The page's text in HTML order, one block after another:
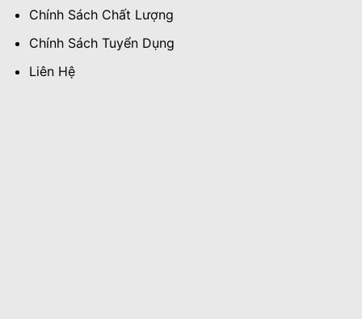
Chính Sách Chất Lượng
Chính Sách Tuyển Dụng
Liên Hệ